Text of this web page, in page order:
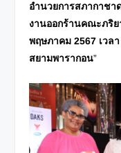
อำนวยการสภากาชา
งานออกร้านคณะภริ
พฤษภาคม 2567 เว
สยามพารากอน”